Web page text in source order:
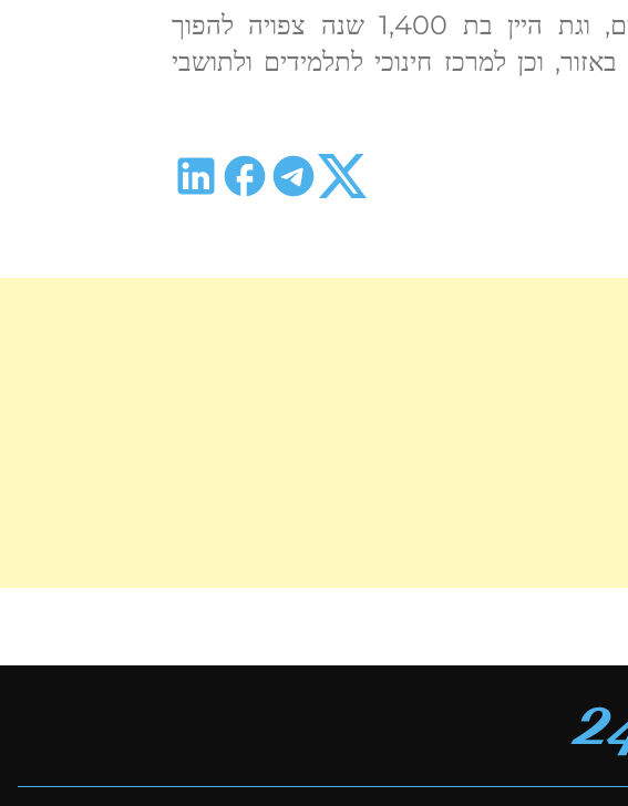
הפארק פתוח כבר למבקרים, וגת היין בת 1,400 שנה צפויה להפוך
וכן למרכז חינוכי לתלמידים ולתושבי